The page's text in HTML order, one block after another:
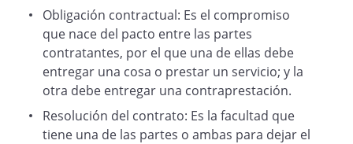
Obligación contractual: Es el compromiso
que nace del pacto entre las partes
contratantes, por el que una de ellas debe
entregar una cosa o prestar un servicio; y la
otra debe entregar una contraprestación.
Resolución del contrato: Es la facultad que
tiene una de las partes o ambas para dejar el